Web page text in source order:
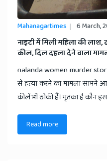
Mahanagartimes 6 March,
​नाइटी में मिली महिला की
कील, दिल दहला देने वाला
nalanda women murder
से हत्या करने का मामला सामने
कीलें भी ठोकी हैं। मृतका है कौन
Read more